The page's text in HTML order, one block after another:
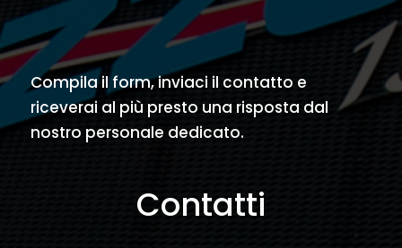
Compila il form, inviaci il contatto e
riceverai al più presto una risposta dal
nostro personale dedicato.
Contatti